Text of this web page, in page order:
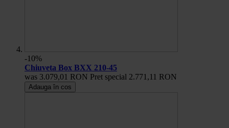
-10%
Chiuveta Box BXX 210-45
was 3.079,01 RON Pret special 2.771,11 RON
Adauga în cos